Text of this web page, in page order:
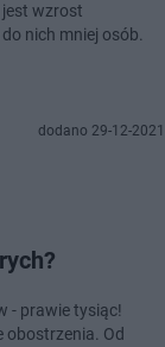
wzrost
nich mniej osób.
dodano 29-12-2021
- prawie tysiąc!
obostrzenia. Od